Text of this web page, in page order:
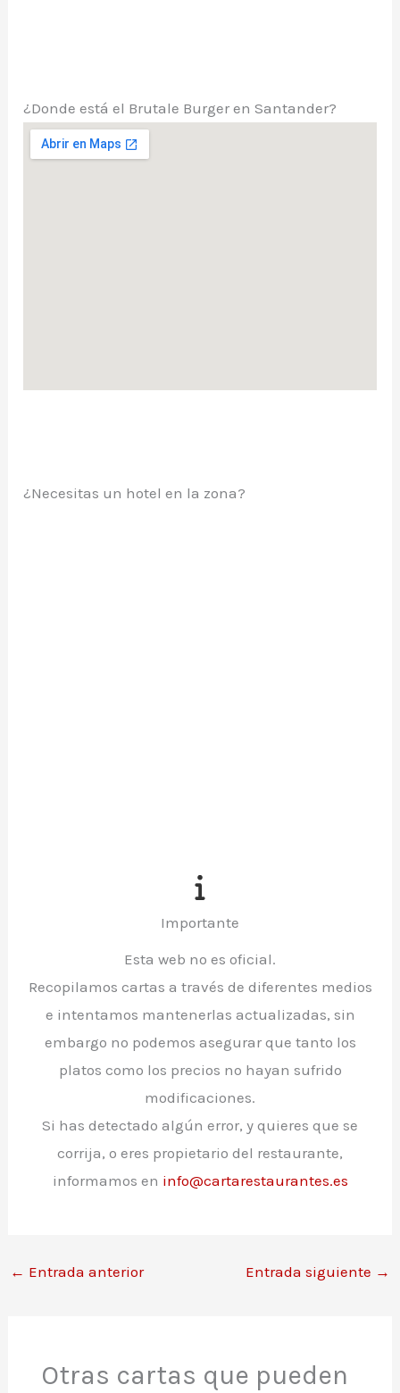
¿Donde está el Brutale Burger en Santander?
¿Necesitas un hotel en la zona?
Importante
Esta web no es oficial.
Recopilamos cartas a través de diferentes medios
e intentamos mantenerlas actualizadas, sin
embargo no podemos asegurar que tanto los
platos como los precios no hayan sufrido
modificaciones.
Si has detectado algún error, y quieres que se
corrija, o eres propietario del restaurante,
informamos en info@cartarestaurantes.es
← Entrada anterior Entrada siguiente →
Otras cartas que pueden